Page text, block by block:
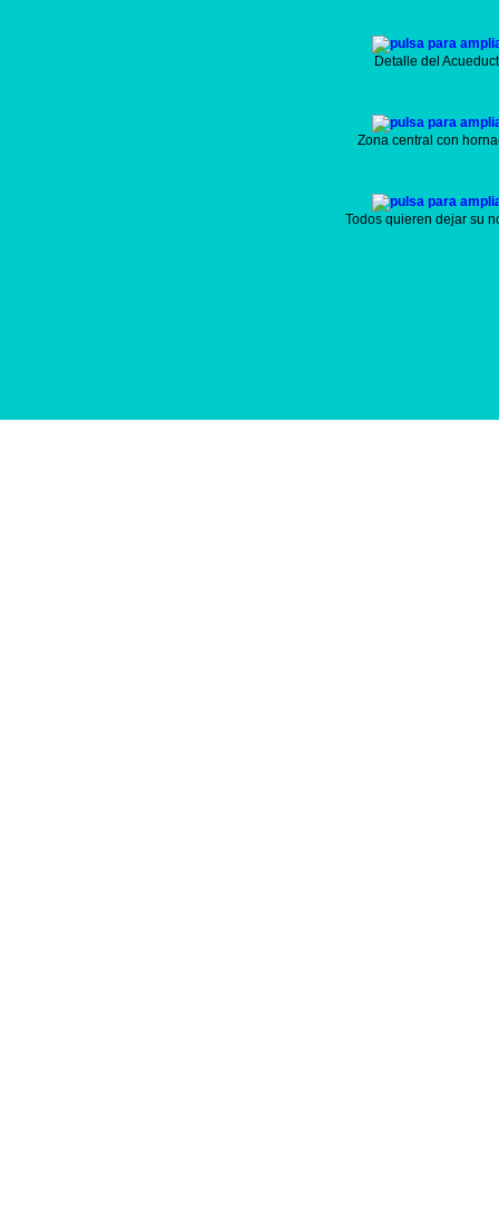
Detalle del
Zona central con
Todos quieren dejar su